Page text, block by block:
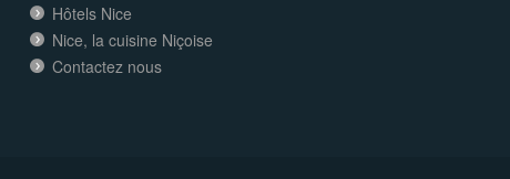
Hôtels Nice
Nice, la cuisine Niçoise
Contactez nous